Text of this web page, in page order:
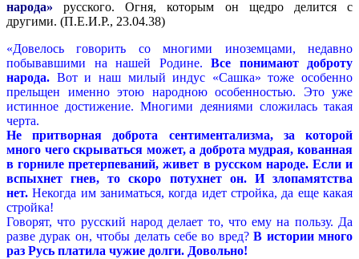
народа»
русского. Огня, которым он щедро делится с
другими. (П.Е.И.Р., 23.04.38)
«Довелось говорить со многими иноземцами, недавно
побывавшими на нашей Родине. Все понимают доброту
народа. Вот и наш милый индус «Сашка» тоже особенно
прельщен именно этою народною особенностью. Это уже
истинное достижение. Многими деяниями сложилась такая
черта.
Не притворная доброта сентиментализма, за которой
много чего скрываться может, а доброта мудрая, кованная
в горниле претерпеваний, живет в русском народе. Если и
вспыхнет гнев, то скоро потухнет он. И злопамятства
нет.Некогда им заниматься, когда идет стройка, да еще какая
стройка!
Говорят, что русский народ делает то, что ему на пользу. Да
разве дурак он, чтобы делать себе во вред?В истории много
раз Русь платила чужие долги. Довольно!